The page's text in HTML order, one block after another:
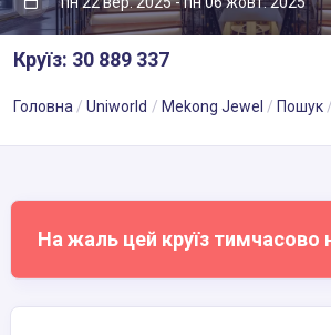
Круїз: 30 889 337
Головна Uniworld Mekong Jewel Пошук
На жаль цей круїз тимчасово